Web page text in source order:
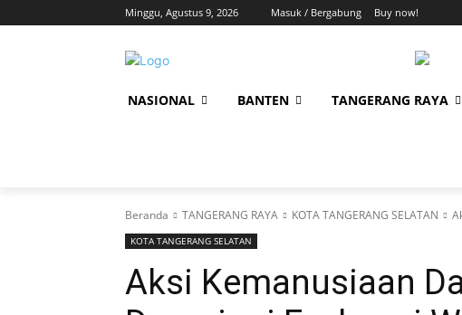
Minggu, Agustus 9, 2026 Masuk / Bergabung Buy now!
NASIONAL BANTEN TANGERANG RAYA
Beranda TANGERANG RAYA KOTA TANGERANG SELATAN
KOTA TANGERANG SELATAN
Aksi Kemanusiaan